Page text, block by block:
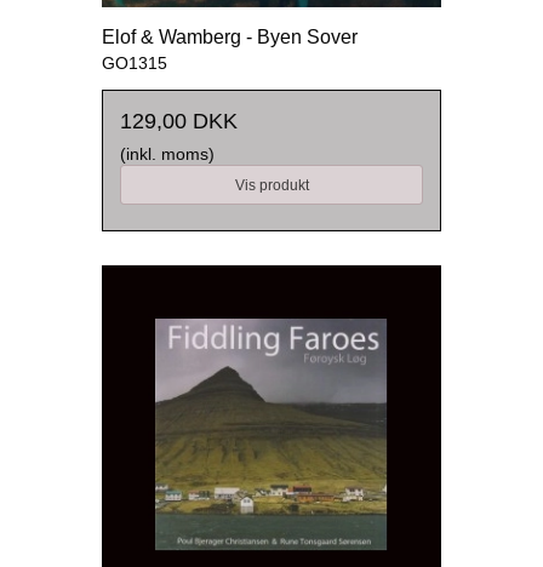
Elof & Wamberg - Byen Sover
GO1315
129,00 DKK
(inkl. moms)
Vis produkt